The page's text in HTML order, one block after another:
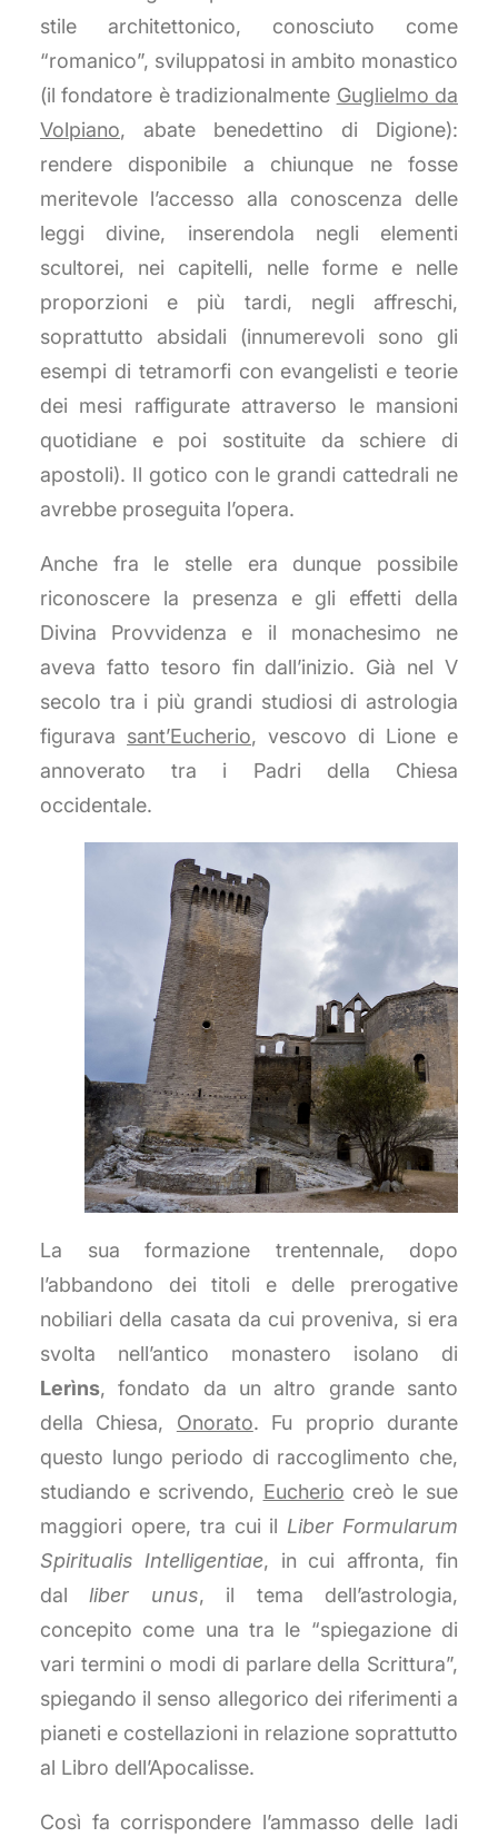
stile architettonico, conosciuto come
“romanico”, sviluppatosi in ambito monastico
(il fondatore è tradizionalmente Guglielmo da
Volpiano, abate benedettino di Digione):
rendere disponibile a chiunque ne fosse
meritevole l’accesso alla conoscenza delle
leggi divine, inserendola negli elementi
scultorei, nei capitelli, nelle forme e nelle
proporzioni e più tardi, negli affreschi,
soprattutto absidali (innumerevoli sono gli
esempi di tetramorfi con evangelisti e teorie
dei mesi raffigurate attraverso le mansioni
quotidiane e poi sostituite da schiere di
apostoli). Il gotico con le grandi cattedrali ne
avrebbe proseguita l’opera.
Anche fra le stelle era dunque possibile
riconoscere la presenza e gli effetti della
Divina Provvidenza e il monachesimo ne
aveva fatto tesoro fin dall’inizio. Già nel V
secolo tra i più grandi studiosi di astrologia
figurava sant’Eucherio, vescovo di Lione e
annoverato tra i Padri della Chiesa
occidentale.
La sua formazione trentennale, dopo
l’abbandono dei titoli e delle prerogative
nobiliari della casata da cui proveniva, si era
svolta nell’antico monastero isolano di
Lerìns, fondato da un altro grande santo
della Chiesa, Onorato. Fu proprio durante
questo lungo periodo di raccoglimento che,
studiando e scrivendo, Eucherio creò le sue
maggiori opere, tra cui il Liber Formularum
Spiritualis Intelligentiae, in cui affronta, fin
dalliber unus, il tema dell’astrologia,
concepito come una tra le “spiegazione di
vari termini o modi di parlare della Scrittura”,
spiegando il senso allegorico dei riferimenti a
pianeti e costellazioni in relazione soprattutto
al Libro dell’Apocalisse.
Così fa corrispondere l’ammasso delle Iadi